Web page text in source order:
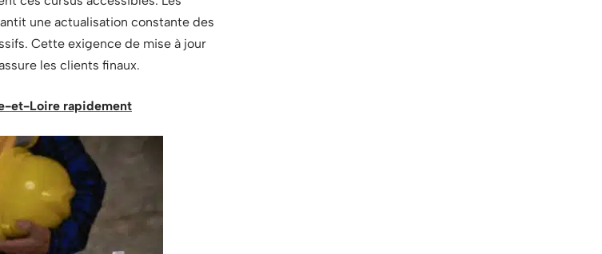
une actualisation constante des
Cette exigence de mise à jour
les clients finaux.
et-Loire rapidement